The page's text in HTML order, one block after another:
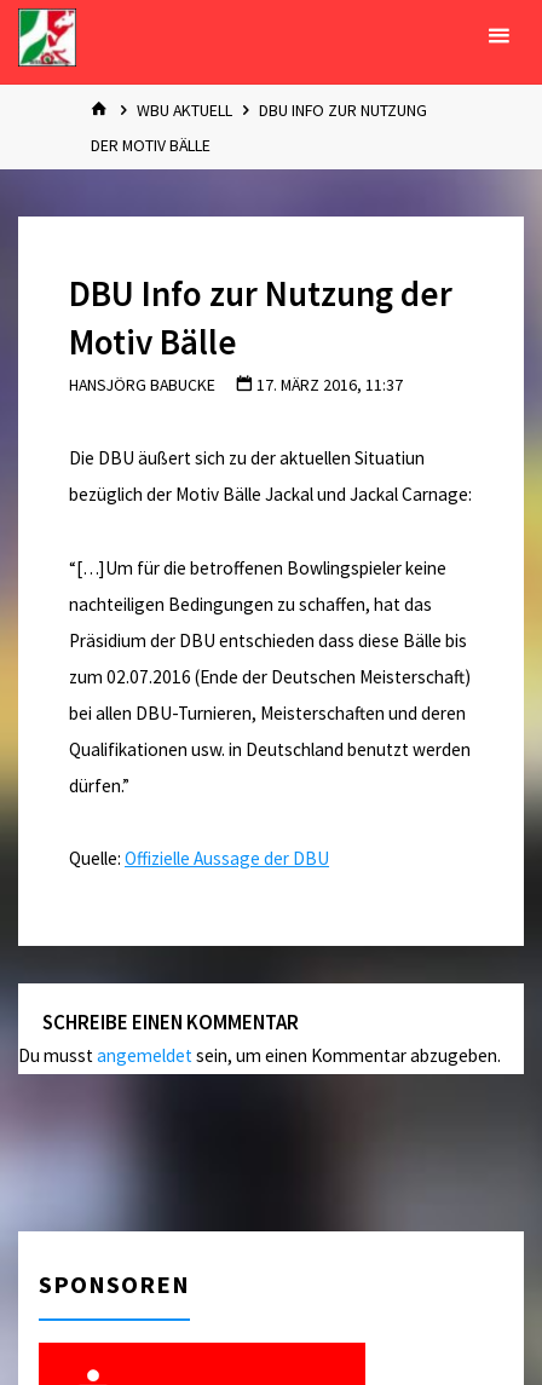
Zum
Inhalt
springen
STARTWBU AKTUELL
DBU INFO ZUR NUTZUNG
DER MOTIV BÄLLE
DBU Info zur Nutzung der
Motiv Bälle
HANSJÖRG BABUCKE 17. MÄRZ 2016, 11:37
Die DBU äußert sich zu der aktuellen Situatiun
bezüglich der Motiv Bälle Jackal und Jackal Carnage:
“[…]Um für die betroffenen Bowlingspieler keine
nachteiligen Bedingungen zu schaffen, hat das
Präsidium der DBU entschieden dass diese Bälle bis
zum 02.07.2016 (Ende der Deutschen Meisterschaft)
bei allen DBU-Turnieren, Meisterschaften und deren
Qualifikationen usw. in Deutschland benutzt werden
dürfen.”
Quelle:Offizielle Aussage der DBU
SCHREIBE EINEN KOMMENTAR
Du musstangemeldet sein, um einen Kommentar abzugeben.
SPONSOREN